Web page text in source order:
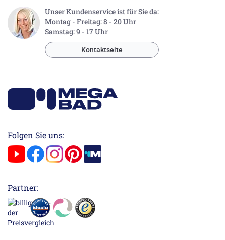
Unser Kundenservice ist für Sie da:
Montag - Freitag: 8 - 20 Uhr
Samstag: 9 - 17 Uhr
Kontaktseite
Folgen Sie uns:
Partner: